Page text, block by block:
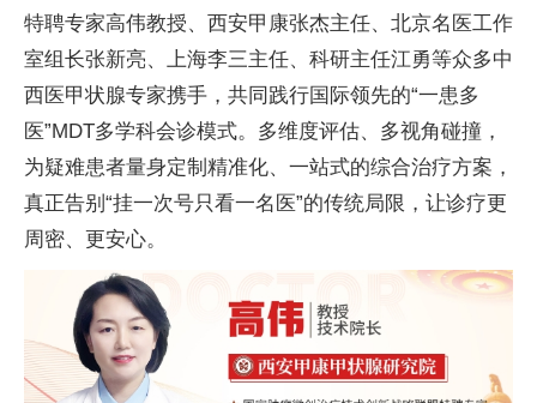
特聘专家高伟教授、西安甲康张杰主任、北京名医工作
室组长张新亮、上海李三主任、科研主任江勇等众多中
西医甲状腺专家携手，共同践行国际领先的“一患多
医”MDT多学科会诊模式。多维度评估、多视角碰撞，
为疑难患者量身定制精准化、一站式的综合治疗方案，
真正告别“挂一次号只看一名医”的传统局限，让诊疗更
周密、更安心。